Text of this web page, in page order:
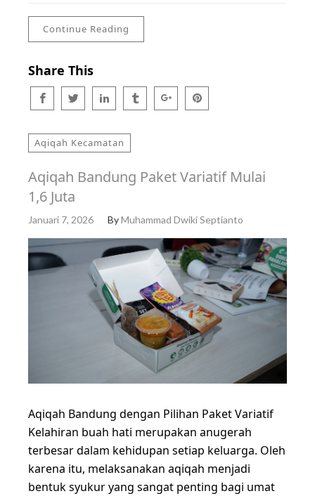
Continue Reading
Share This
Aqiqah Kecamatan
Aqiqah Bandung Paket Variatif Mulai
1,6 Juta
Januari 7, 2026 ByMuhammad Dwiki Septianto
Aqiqah Bandung dengan Pilihan Paket Variatif
Kelahiran buah hati merupakan anugerah
terbesar dalam kehidupan setiap keluarga. Oleh
karena itu, melaksanakan aqiqah menjadi
bentuk syukur yang sangat penting bagi umat